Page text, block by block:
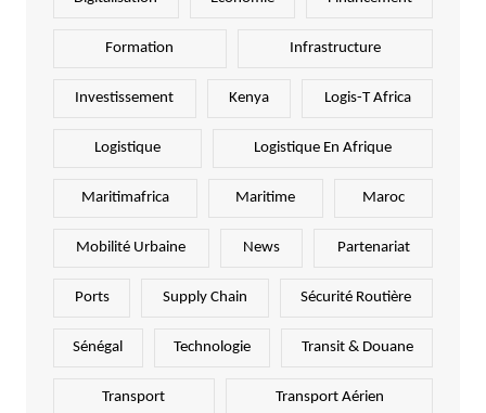
Formation Infrastructure
Investissement Kenya Logis-T Africa
Logistique Logistique En Afrique
Maritimafrica Maritime Maroc
Mobilité Urbaine News Partenariat
Ports Supply Chain Sécurité Routière
Sénégal Technologie Transit & Douane
Transport Transport Aérien